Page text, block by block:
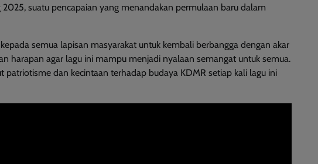
suatu pencapaian yang menandakan permulaan baru dalam
semua lapisan masyarakat untuk kembali berbangga dengan akar
harapan agar lagu ini mampu menjadi nyalaan semangat untuk semua.
dan kecintaan terhadap budaya KDMR setiap kali lagu ini